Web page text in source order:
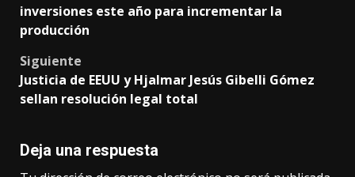
navigation
inversiones este año para incrementar la
producción
Siguiente
Justicia de EEUU y Hjalmar Jesús Gibelli Gómez
sellan resolución legal total
Deja una respuesta